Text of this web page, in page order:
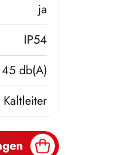
ja
IP54
45 db(A)
Kaltleiter